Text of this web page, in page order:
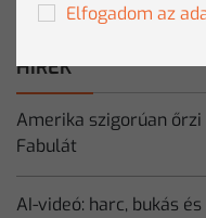
HÍREK
Amerika szigorúan őrzi
Fabulát
AI-videó: harc, bukás
Elfogadom az